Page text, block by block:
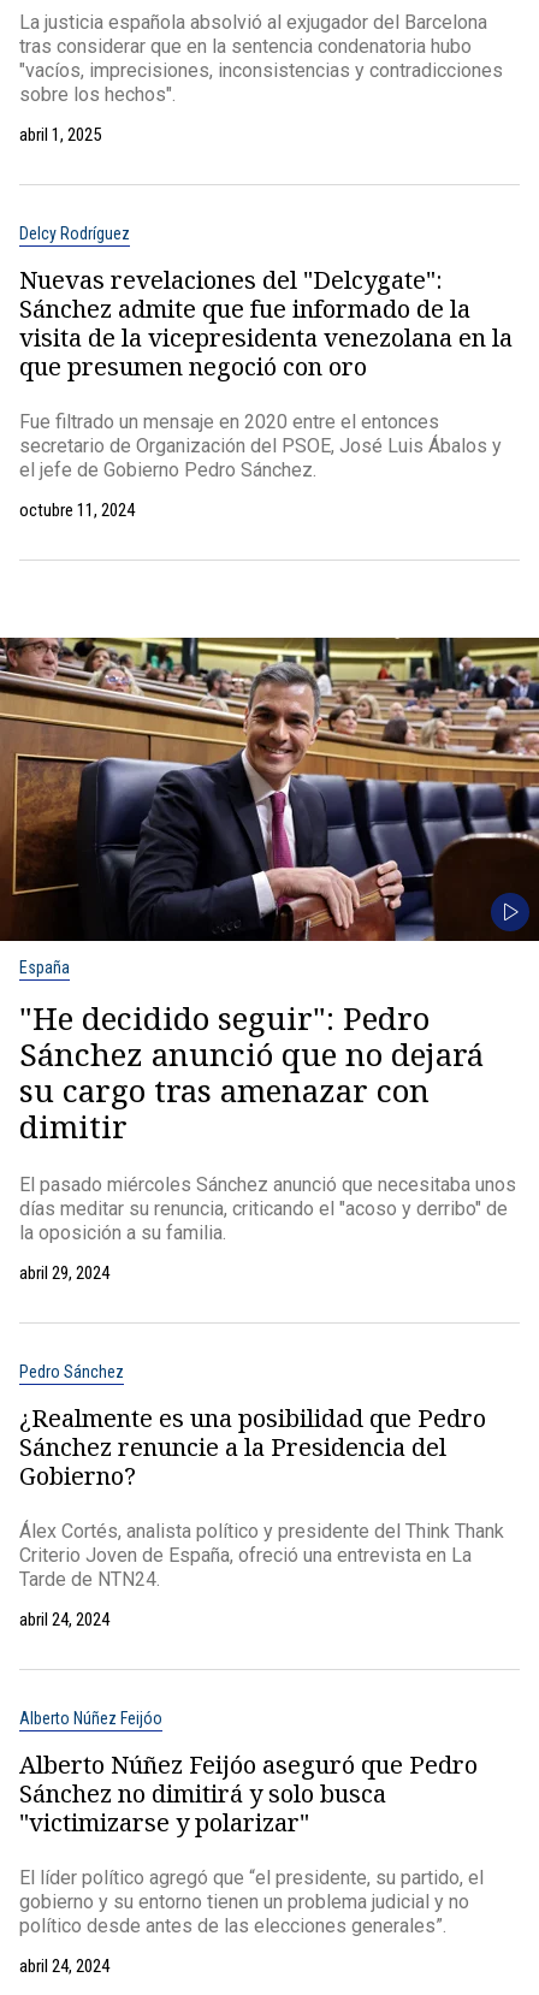
La justicia española absolvió al exjugador del Barcelona
tras considerar que en la sentencia condenatoria hubo
"vacíos, imprecisiones, inconsistencias y contradicciones
sobre los hechos".
abril 1, 2025
Delcy Rodríguez
Nuevas revelaciones del "Delcygate":
Sánchez admite que fue informado de la
visita de la vicepresidenta venezolana en la
que presumen negoció con oro
Fue filtrado un mensaje en 2020 entre el entonces
secretario de Organización del PSOE, José Luis Ábalos y
el jefe de Gobierno Pedro Sánchez.
octubre 11, 2024
España
"He decidido seguir": Pedro
Sánchez anunció que no dejará
su cargo tras amenazar con
dimitir
El pasado miércoles Sánchez anunció que necesitaba unos
días meditar su renuncia, criticando el "acoso y derribo" de
la oposición a su familia.
abril 29, 2024
Pedro Sánchez
¿Realmente es una posibilidad que Pedro
Sánchez renuncie a la Presidencia del
Gobierno?
Álex Cortés, analista político y presidente del Think Thank
Criterio Joven de España, ofreció una entrevista en La
Tarde de NTN24.
abril 24, 2024
Alberto Núñez Feijóo
Alberto Núñez Feijóo aseguró que Pedro
Sánchez no dimitirá y solo busca
"victimizarse y polarizar"
El líder político agregó que “el presidente, su partido, el
gobierno y su entorno tienen un problema judicial y no
político desde antes de las elecciones generales”.
abril 24, 2024